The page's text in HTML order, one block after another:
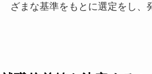
ざまな基準をもとに選定をし、